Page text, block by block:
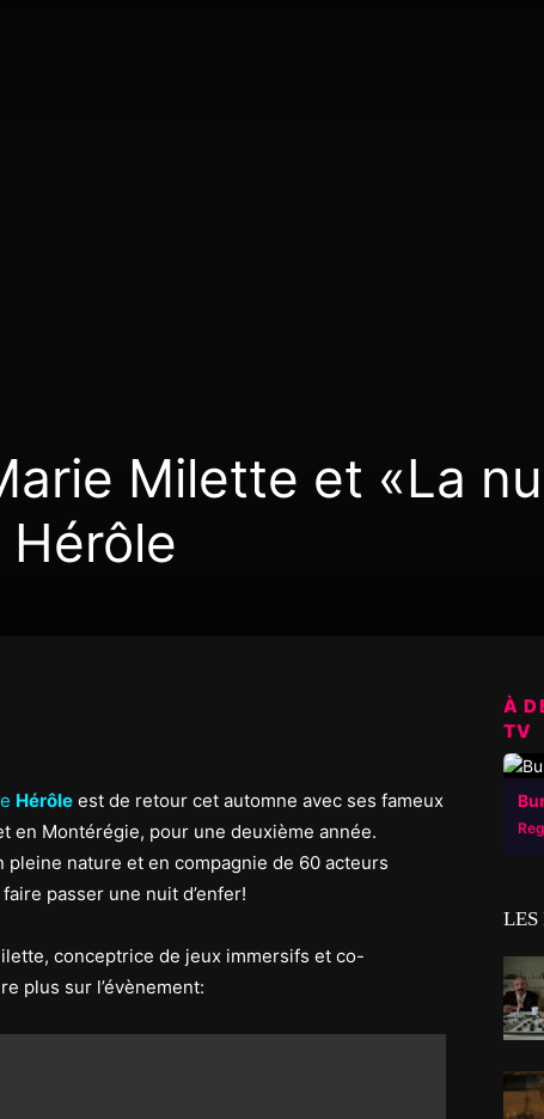
Milette et «La
Hérôle
Hérôle est de retour cet automne avec ses fameux
en Montérégie, pour une deuxième année.
pleine nature et en compagnie de 60 acteurs
passer une nuit d’enfer!
conceptrice de jeux immersifs et co-
plus sur l’évènement:
À
TV
LES